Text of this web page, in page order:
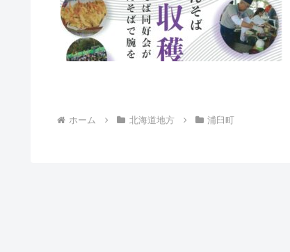
ホーム 北海道地方 浦臼町